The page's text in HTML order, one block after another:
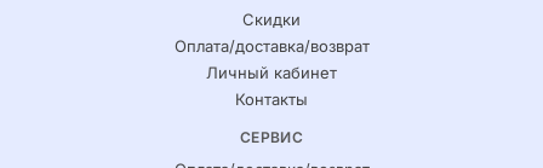
Скидки
Оплата/доставка/возврат
Личный кабинет
Контакты
СЕРВИС